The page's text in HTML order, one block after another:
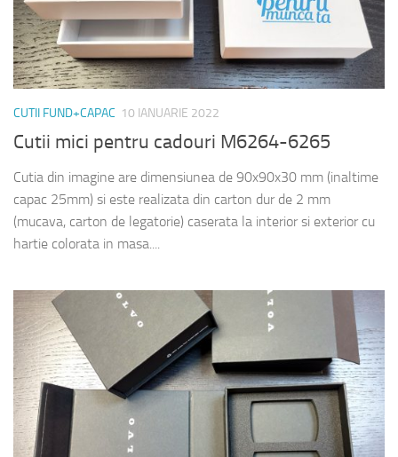
CUTII FUND+CAPAC 10 IANUARIE 2022
Cutii mici pentru cadouri M6264-6265
Cutia din imagine are dimensiunea de 90x90x30 mm (inaltime
capac 25mm) si este realizata din carton dur de 2 mm
(mucava, carton de legatorie) caserata la interior si exterior cu
hartie colorata in masa....